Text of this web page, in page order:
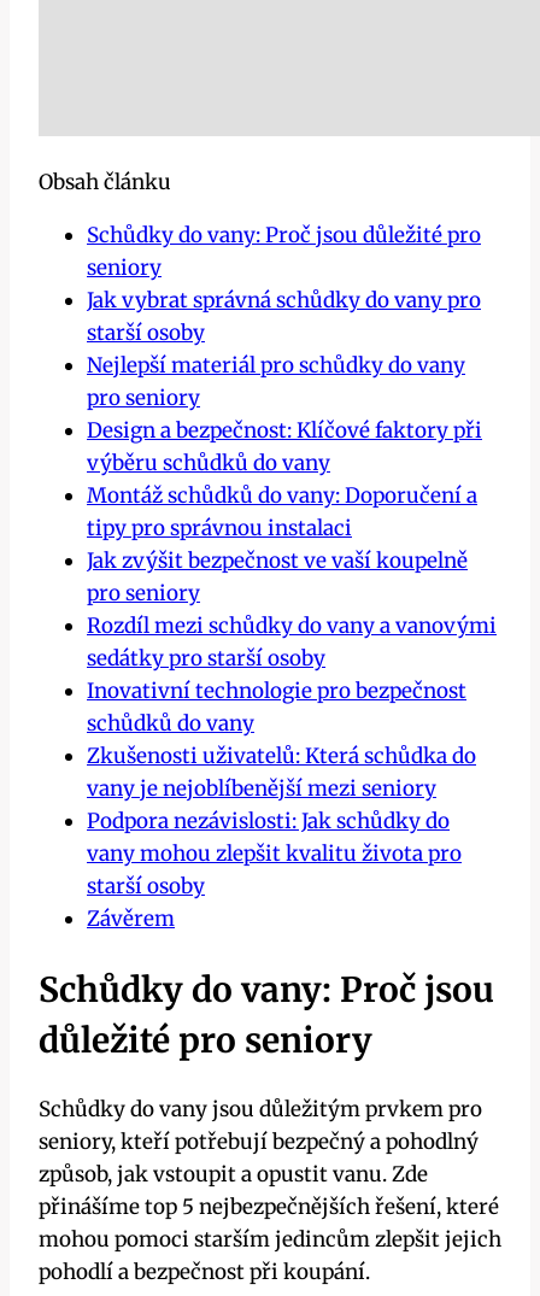
Obsah článku
Schůdky do vany: Proč jsou důležité pro
seniory
Jak vybrat správná schůdky do vany pro
starší osoby
Nejlepší materiál pro schůdky do vany
pro seniory
Design a bezpečnost: Klíčové faktory při
výběru schůdků do vany
Montáž schůdků do vany: Doporučení a
tipy pro správnou instalaci
Jak zvýšit bezpečnost ve vaší koupelně
pro seniory
Rozdíl mezi schůdky do vany a vanovými
sedátky pro starší osoby
Inovativní technologie pro bezpečnost
schůdků do vany
Zkušenosti uživatelů: Která schůdka do
vany je nejoblíbenější mezi seniory
Podpora nezávislosti: Jak schůdky do
vany mohou zlepšit kvalitu života pro
starší osoby
Závěrem
Schůdky do vany: Proč jsou
důležité pro seniory
Schůdky do vany jsou důležitým prvkem pro
seniory, kteří potřebují bezpečný a pohodlný
způsob, jak vstoupit a opustit vanu. Zde
přinášíme top 5 nejbezpečnějších řešení, které
mohou pomoci starším jedincům zlepšit jejich
pohodlí a bezpečnost při koupání.